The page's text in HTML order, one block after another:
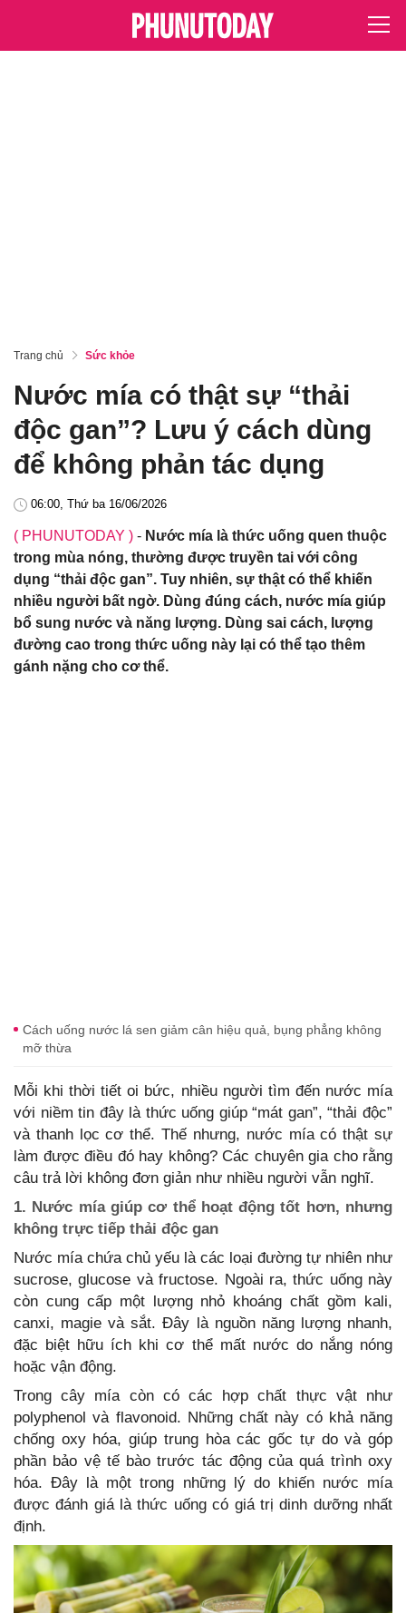
Trang chủ Sức khỏe
Nước mía có thật sự “thải
độc gan”? Lưu ý cách dùng
để không phản tác dụng
06:00, Thứ ba 16/06/2026
( PHUNUTODAY ) - Nước mía là thức uống quen thuộc
trong mùa nóng, thường được truyền tai với công
dụng “thải độc gan”. Tuy nhiên, sự thật có thể khiến
nhiều người bất ngờ. Dùng đúng cách, nước mía giúp
bổ sung nước và năng lượng. Dùng sai cách, lượng
đường cao trong thức uống này lại có thể tạo thêm
gánh nặng cho cơ thể.
Cách uống nước lá sen giảm cân hiệu quả, bụng phẳng không
mỡ thừa
Mỗi khi thời tiết oi bức, nhiều người tìm đến nước mía
với niềm tin đây là thức uống giúp “mát gan”, “thải độc”
và thanh lọc cơ thể. Thế nhưng, nước mía có thật sự
làm được điều đó hay không? Các chuyên gia cho rằng
câu trả lời không đơn giản như nhiều người vẫn nghĩ.
1. Nước mía giúp cơ thể hoạt động tốt hơn, nhưng
không trực tiếp thải độc gan
Nước mía chứa chủ yếu là các loại đường tự nhiên như
sucrose, glucose và fructose. Ngoài ra, thức uống này
còn cung cấp một lượng nhỏ khoáng chất gồm kali,
canxi, magie và sắt. Đây là nguồn năng lượng nhanh,
đặc biệt hữu ích khi cơ thể mất nước do nắng nóng
hoặc vận động.
Trong cây mía còn có các hợp chất thực vật như
polyphenol và flavonoid. Những chất này có khả năng
chống oxy hóa, giúp trung hòa các gốc tự do và góp
phần bảo vệ tế bào trước tác động của quá trình oxy
hóa. Đây là một trong những lý do khiến nước mía
được đánh giá là thức uống có giá trị dinh dưỡng nhất
định.